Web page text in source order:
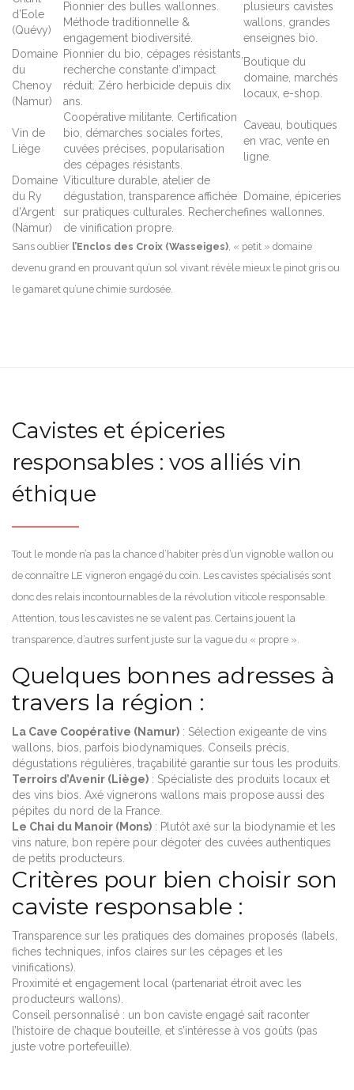
d’Eole
(Quévy)
Pionnier des bulles wallonnes.
Méthode traditionnelle &
engagement biodiversité.
plusieurs cavistes
wallons, grandes
enseignes bio.
Domaine
du
Chenoy
(Namur)
Pionnier du bio, cépages résistants,
recherche constante d’impact
réduit. Zéro herbicide depuis dix
ans.
Boutique du
domaine, marchés
locaux, e-shop.
Vin de
Liège
Coopérative militante. Certification
bio, démarches sociales fortes,
cuvées précises, popularisation
des cépages résistants.
Caveau, boutiques
en vrac, vente en
ligne.
Domaine
du Ry
d’Argent
(Namur)
Viticulture durable, atelier de
dégustation, transparence affichée
sur pratiques culturales. Recherche
de vinification propre.
Domaine, épiceries
fines wallonnes.
Sans oublier l’Enclos des Croix (Wasseiges) , « petit » domaine
devenu grand en prouvant qu’un sol vivant révèle mieux le pinot gris ou
le gamaret qu’une chimie surdosée.
Cavistes et épiceries
responsables : vos alliés vin
éthique
Tout le monde n’a pas la chance d’habiter près d’un vignoble wallon ou
de connaître LE vigneron engagé du coin. Les cavistes spécialisés sont
donc des relais incontournables de la révolution viticole responsable.
Attention, tous les cavistes ne se valent pas. Certains jouent la
transparence, d’autres surfent juste sur la vague du « propre ».
Quelques bonnes adresses à
travers la région :
La Cave Coopérative (Namur) : Sélection exigeante de vins
wallons, bios, parfois biodynamiques. Conseils précis,
dégustations régulières, traçabilité garantie sur tous les produits.
Terroirs d’Avenir (Liège) : Spécialiste des produits locaux et
des vins bios. Axé vignerons wallons mais propose aussi des
pépites du nord de la France.
Le Chai du Manoir (Mons) : Plutôt axé sur la biodynamie et les
vins nature, bon repère pour dégoter des cuvées authentiques
de petits producteurs.
Critères pour bien choisir son
caviste responsable :
Transparence sur les pratiques des domaines proposés (labels,
fiches techniques, infos claires sur les cépages et les
vinifications).
Proximité et engagement local (partenariat étroit avec les
producteurs wallons).
Conseil personnalisé : un bon caviste engagé sait raconter
l’histoire de chaque bouteille, et s’intéresse à vos goûts (pas
juste votre portefeuille).